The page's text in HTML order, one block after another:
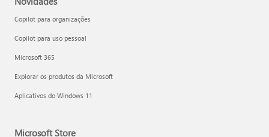
Copilot para organizações
Copilot para uso pessoal
Microsoft 365
Explorar os produtos da Microsoft
Aplicativos do Windows 11
Microsoft Store